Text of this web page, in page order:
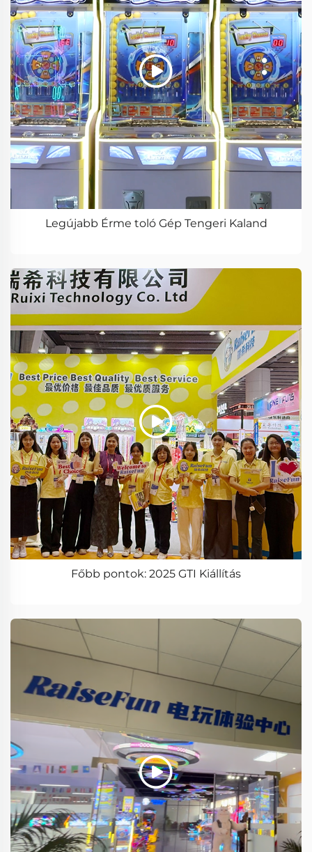
Legújabb Érme toló Gép Tengeri Kaland
Főbb pontok: 2025 GTI Kiállítás